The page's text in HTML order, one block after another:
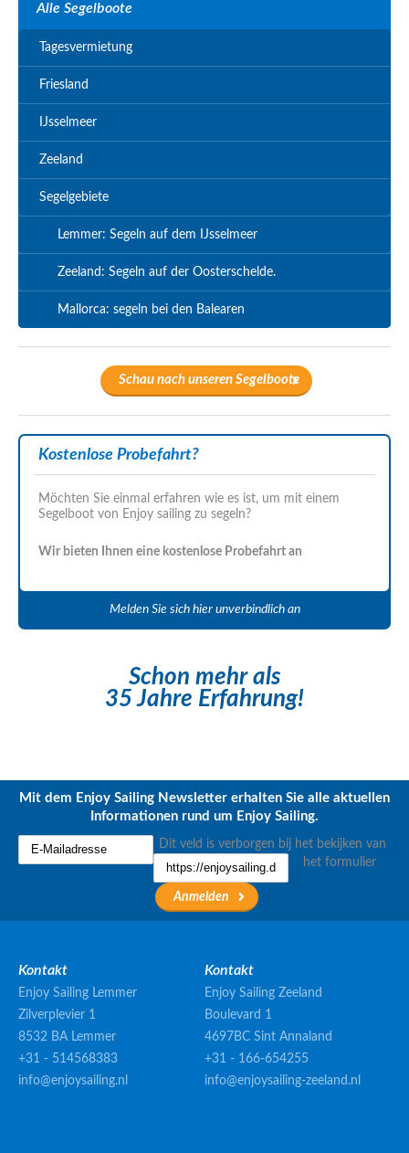
Alle Segelboote
Tagesvermietung
Friesland
IJsselmeer
Zeeland
Segelgebiete
Lemmer: Segeln auf dem IJsselmeer
Zeeland: Segeln auf der Oosterschelde.
Mallorca: segeln bei den Balearen
Schau nach unseren Segelboote
Kostenlose Probefahrt?
Möchten Sie einmal erfahren wie es ist, um mit einem
Segelboot von Enjoy sailing zu segeln?
Wir bieten Ihnen eine kostenlose Probefahrt an
Melden Sie sich hier unverbindlich an
Schon mehr als
35 Jahre Erfahrung!
Mit dem Enjoy Sailing Newsletter erhalten Sie alle aktuellen
Informationen rund um Enjoy Sailing.
Dit veld is verborgen bij het bekijken van
het formulier
Kontakt
Enjoy Sailing Lemmer
Zilverplevier 1
8532 BA Lemmer
+31 - 514568383
info@enjoysailing.nl
Kontakt
Enjoy Sailing Zeeland
Boulevard 1
4697BC Sint Annaland
+31 - 166-654255
info@enjoysailing-zeeland.nl